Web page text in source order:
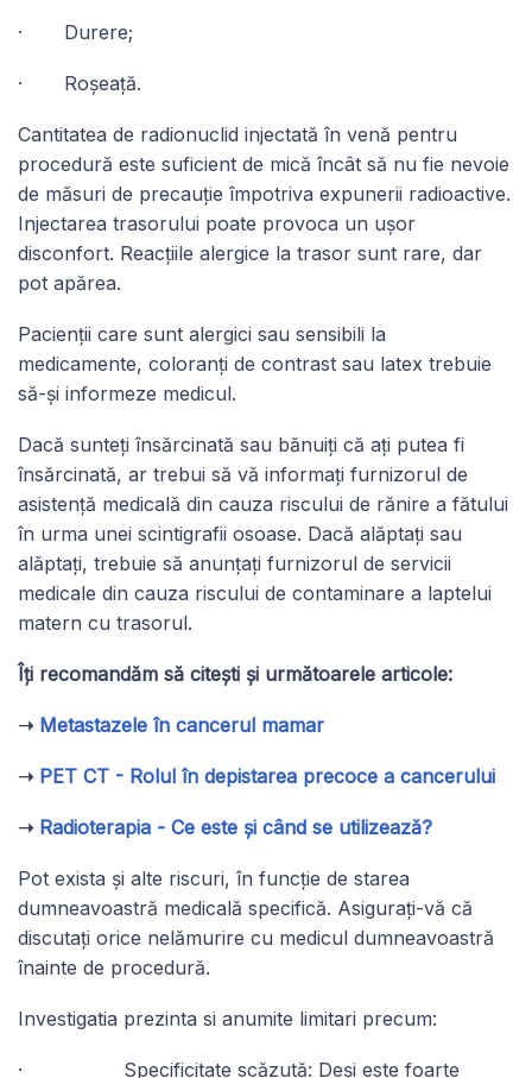
· Durere;
· Roșeață.
Cantitatea de radionuclid injectată în venă pentru
procedură este suficient de mică încât să nu fie nevoie
de măsuri de precauție împotriva expunerii radioactive.
Injectarea trasorului poate provoca un ușor
disconfort. Reacțiile alergice la trasor sunt rare, dar
pot apărea.
Pacienții care sunt alergici sau sensibili la
medicamente, coloranți de contrast sau latex trebuie
să-și informeze medicul.
Dacă sunteți însărcinată sau bănuiți că ați putea fi
însărcinată, ar trebui să vă informați furnizorul de
asistență medicală din cauza riscului de rănire a fătului
în urma unei scintigrafii osoase. Dacă alăptați sau
alăptați, trebuie să anunțați furnizorul de servicii
medicale din cauza riscului de contaminare a laptelui
matern cu trasorul.
Îți recomandăm să citești și următoarele articole:
➝ Metastazele în cancerul mamar
➝ PET CT - Rolul în depistarea precoce a cancerului
➝ Radioterapia - Ce este și când se utilizează?
Pot exista și alte riscuri, în funcție de starea
dumneavoastră medicală specifică. Asigurați-vă că
discutați orice nelămurire cu medicul dumneavoastră
înainte de procedură.
Investigatia prezinta si anumite limitari precum:
· Specificitate scăzută: Deși este foarte